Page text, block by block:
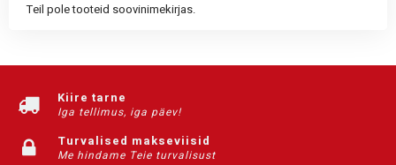
Teil pole tooteid soovinimekirjas.
Kiire tarne
Iga tellimus, iga päev!
Turvalised makseviisid
Me hindame Teie turvalisust